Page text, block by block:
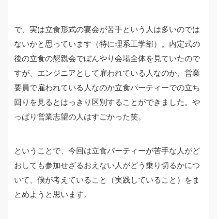
で、実は立食形式の宴会が苦手という人は多いのでは
ないかと思っています（特に理系工学部）。内定式の
後の立食の懇親会でぼんやり会場全体を見ていたので
すが、エンジニアとして雇われている人なのか、営業
要員で雇われている人なのか立食パーティーでの立ち
回りを見るとはっきり区別することができました。や
っぱり営業志望の人はすごかった笑。
ということで、今回は立食パーティーが苦手な人がど
おしても参加せざるおえない人がどう乗り切るかにつ
いて、僕が考えていること（実践していること）をま
とめようと思います。